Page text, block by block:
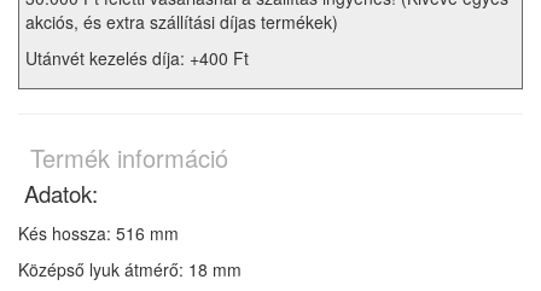
akciós, és extra szállítási díjas termékek)
Utánvét kezelés díja: +400 Ft
Termék információ
Adatok:
Kés hossza: 516 mm
Középső lyuk átmérő: 18 mm